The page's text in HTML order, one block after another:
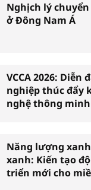
Nghịch lý
ở Đông Nam Á
VCCA 2026: Diễn
nghiệp thúc đẩy
nghệ thông minh
Năng lượng
xanh: Kiến tạo
triển mới cho